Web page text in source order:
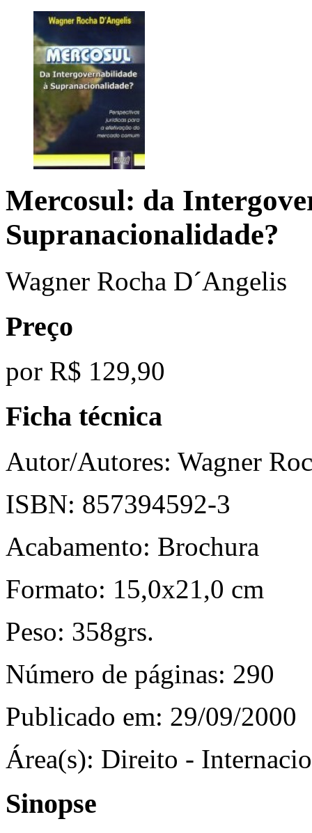
Mercosul: da
Supranacionalidade?
Wagner Rocha D´Angelis
Preço
por R$ 129,90
Ficha técnica
Autor/Autores: Wagner
ISBN: 857394592-3
Acabamento: Brochura
Formato: 15,0x21,0 cm
Peso: 358grs.
Número de páginas: 290
Publicado em: 29/09/2000
Área(s): Direito -
Sinopse